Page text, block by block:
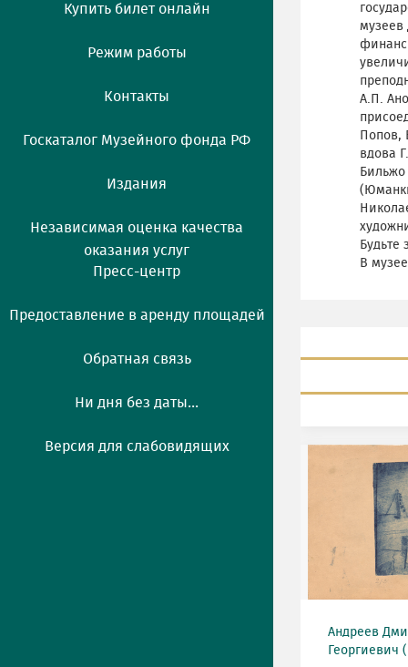
Купить билет онлайн
Режим работы
Контакты
Госкаталог Музейного фонда РФ
Издания
Независимая оценка качества
оказания услуг
Пресс-центр
Предоставление в аренду площадей
Обратная связь
Ни дня без даты...
Версия для слабовидящих
музеев
А.П.
вдова
Будьте
В
Андреев
Георгиевич